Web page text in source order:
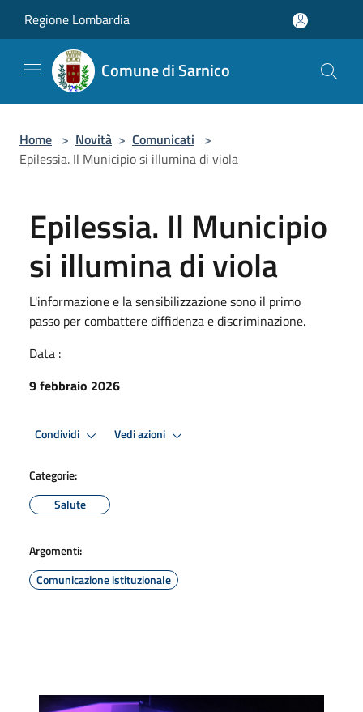
Regione Lombardia
Comune di Sarnico
Home > Novità > Comunicati >
Epilessia. Il Municipio si illumina di viola
Epilessia. Il Municipio
si illumina di viola
L'informazione e la sensibilizzazione sono il primo
passo per combattere diffidenza e discriminazione.
Data :
9 febbraio 2026
Condividi Vedi azioni
Categorie:
Salute
Argomenti:
Comunicazione istituzionale